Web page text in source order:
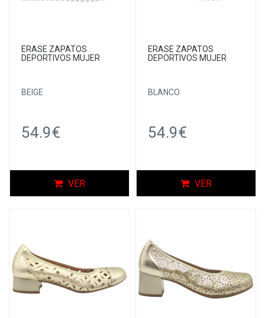
ERASE ZAPATOS
DEPORTIVOS MUJER
BEIGE
54.9€
VER
ERASE ZAPATOS
DEPORTIVOS MUJER
BLANCO
54.9€
VER